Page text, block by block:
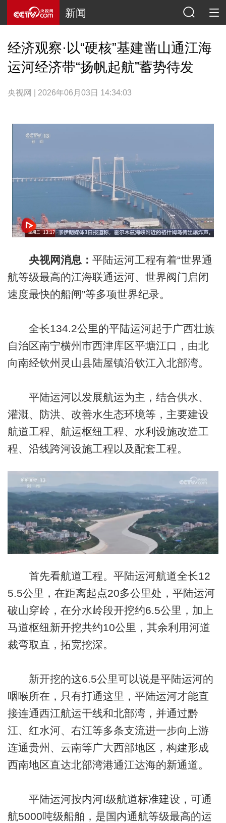
新闻
经济观察·以“硬核”基建凿山通江海
运河经济带“扬帆起航”蓄势待发
央视网 | 2026年06月03日 14:34:03
央视网消息： 平陆运河工程有着“世界通
航等级最高的江海联通运河、世界阀门启闭
速度最快的船闸”等多项世界纪录。
全长134.2公里的平陆运河起于广西壮族
自治区南宁横州市西津库区平塘江口，由北
向南经钦州灵山县陆屋镇沿钦江入北部湾。
平陆运河以发展航运为主，结合供水、
灌溉、防洪、改善水生态环境等，主要建设
航道工程、航运枢纽工程、水利设施改造工
程、沿线跨河设施工程以及配套工程。
首先看航道工程。平陆运河航道全长12
5.5公里，在距离起点20多公里处，平陆运河
破山穿岭，在分水岭段开挖约6.5公里，加上
马道枢纽新开挖共约10公里，其余利用河道
裁弯取直，拓宽挖深。
新开挖的这6.5公里可以说是平陆运河的
咽喉所在，只有打通这里，平陆运河才能直
接连通西江航运干线和北部湾，并通过黔
江、红水河、右江等多条支流进一步向上游
连通贵州、云南等广大西部地区，构建形成
西南地区直达北部湾港通江达海的新通道。
平陆运河按内河I级航道标准建设，可通
航5000吨级船舶，是国内通航等级最高的运